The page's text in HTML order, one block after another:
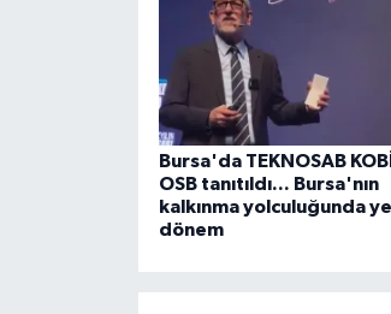
Bursa'da TEKNOSAB KOBİ
OSB tanıtıldı... Bursa'nın
kalkınma yolculuğunda
dönem